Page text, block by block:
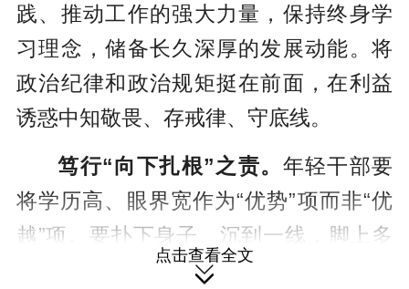
践、推动工作的强大力量，保持终身学
习理念，储备长久深厚的发展动能。将
政治纪律和政治规矩挺在前面，在利益
诱惑中知敬畏、存戒律、守底线。
笃行“向下扎根”之责。 年轻干部要
将学历高、眼界宽作为“优势”项而非“优
越”项。要扑下身子、沉到一线，脚上多
些泥土味、嘴里多些百姓言、心中多些
点击查看全文
